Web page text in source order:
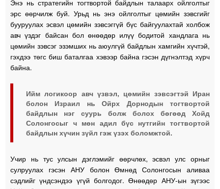
Энэ нь стратегийн тогтвортой байдлын талаарх ойлголтыг
эрс өөрчилж буй. Урьд нь энэ ойлголтыг цөмийн зэвсгийг
бууруулах эсвэл цөмийн зэвсэггүй бүс байгуулахтай холбож
авч үздэг байсан бол өнөөдөр илүү бодитой хандлага нь
цөмийн зэвсэг эзэмших нь аюулгүй байдлын хамгийн хүчтэй,
гэхдээ төгс биш баталгаа хэвээр байна гэсэн дүгнэлтэд хүрч
байна.
Ийм логикоор авч үзвэл, цөмийн зэвсэгтэй Иран
болон Израил нь Ойрх Дорнодын тогтвортой
байдлын нэг суурь болж болох бөгөөд Хойд
Солонгосыг ч мөн адил бүс нутгийн тогтвортой
байдлын хүчин зүйл гэж үзэх боломжтой.
Учир нь тус улсын дэглэмийг өөрчлөх, эсвэл улс орныг
сулруулах гэсэн АНУ болон Өмнөд Солонгосын аливаа
сэдлийг үндсэндээ үгүй болгодог. Өнөөдөр АНУ-ын зүгээс